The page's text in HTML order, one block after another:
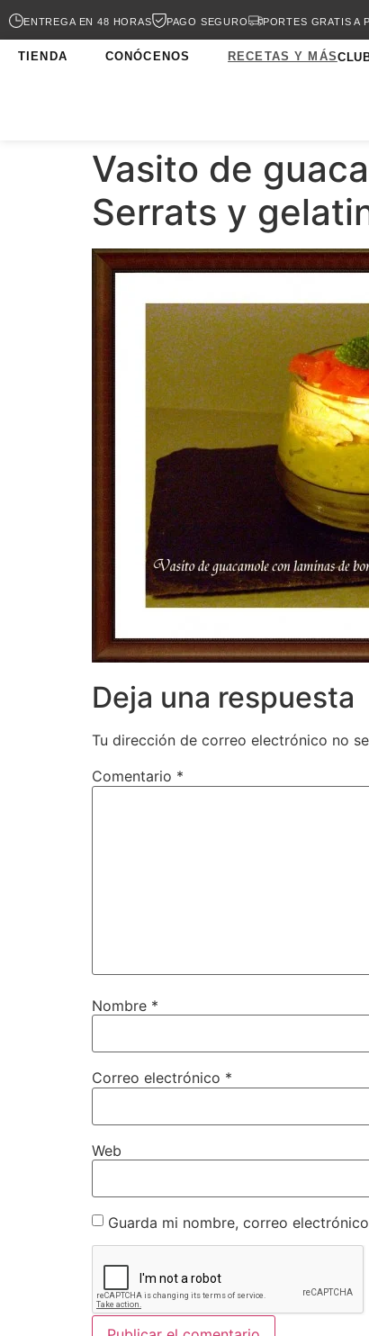
ENTREGA EN 48 HORAS PAGO SEGURO PORTES GRATIS A
TIENDA CONÓCENOS RECETAS Y MÁS
Vasito de
Serrats y
Deja una respuesta
Tu dirección de correo electrónico no
Comentario *
Nombre *
Correo electrónico *
Web
Guarda mi nombre, correo